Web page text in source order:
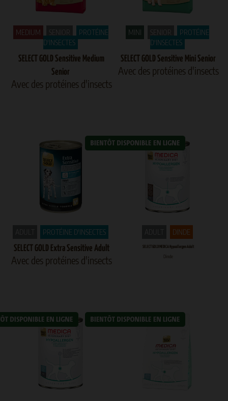
MEDIUM
PROTÉINE
D'INSECTES
SELECT GOLD Sensitive Medium
Senior
Avec des protéines d'insects
MINI
PROTÉINE
D'INSECTES
SELECT GOLD Sensitive Mini Senior
Avec des protéines d'insects
PROTÉINE D'INSECTES
SELECT GOLD Extra Sensitive Adult
Avec des protéines d'insects
DINDE
SELECT GOLD MEDICA Hypoallergen Adult